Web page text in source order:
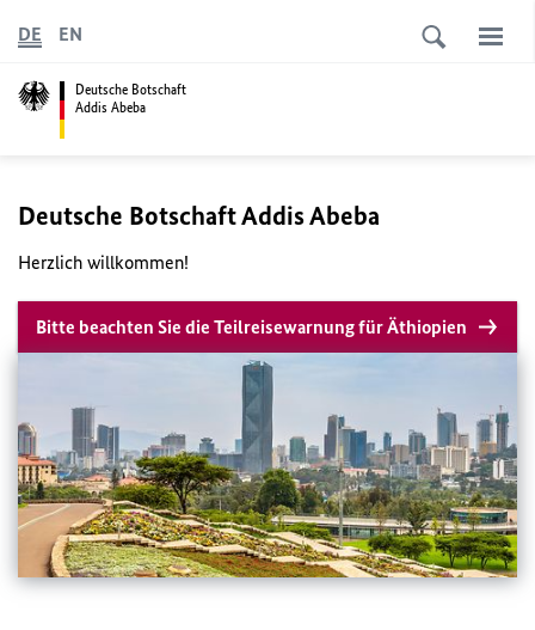
Deutsche Botschaft
Addis Abeba
DE EN
Deutsche Botschaft Addis Abeba
Herzlich willkommen!
Bitte beachten Sie die Teilreisewarnung für Äthiopien